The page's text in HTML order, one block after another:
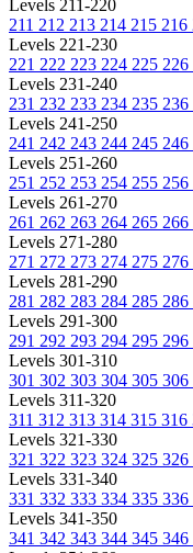
Levels 211-220
211 212 213 214 215 216
Levels 221-230
221 222 223 224 225 226
Levels 231-240
231 232 233 234 235 236
Levels 241-250
241 242 243 244 245 246
Levels 251-260
251 252 253 254 255 256
Levels 261-270
261 262 263 264 265 266
Levels 271-280
271 272 273 274 275 276
Levels 281-290
281 282 283 284 285 286
Levels 291-300
291 292 293 294 295 296
Levels 301-310
301 302 303 304 305 306
Levels 311-320
311 312 313 314 315 316
Levels 321-330
321 322 323 324 325 326
Levels 331-340
331 332 333 334 335 336
Levels 341-350
341 342 343 344 345 346